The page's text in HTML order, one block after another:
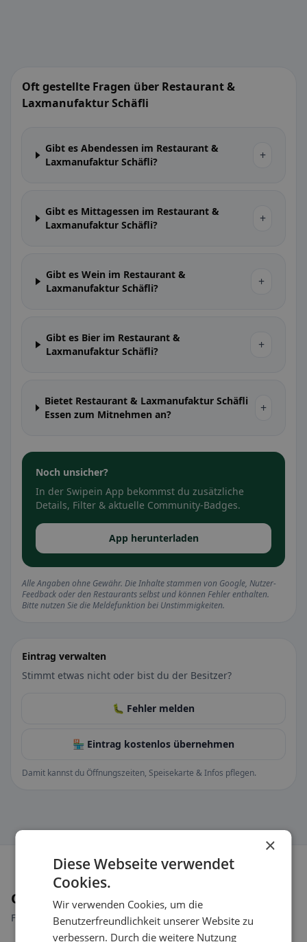
Oft gestellte Fragen über Restaurant &
Laxmanufaktur Schäfli
Gibt es Abendessen im Restaurant &
Laxmanufaktur Schäfli?
+
Gibt es Mittagessen im Restaurant &
Laxmanufaktur Schäfli?
+
Gibt es Wein im Restaurant &
Laxmanufaktur Schäfli?
+
Gibt es Bier im Restaurant &
Laxmanufaktur Schäfli?
+
Bietet Restaurant & Laxmanufaktur Schäfli
Essen zum Mitnehmen an?
+
Noch unsicher?
In der Swipein App bekommst du zusätzliche
Details, Filter & aktuelle Community-Badges.
App herunterladen
Alle Angaben ohne Gewähr. Die Inhalte stammen von Google, Nutzer-
Feedback oder den Restaurants selbst und können Fehler enthalten.
Bitte nutzen Sie die Meldefunktion bei Unstimmigkeiten.
Eintrag verwalten
Stimmt etwas nicht oder bist du der Besitzer?
🐛 Fehler melden
🏪 Eintrag kostenlos übernehmen
Damit kannst du Öffnungszeiten, Speisekarte & Infos pflegen.
Orte in der Nähe
Finde den passenden Ort für deine Restaurantsuche.
×
Diese Webseite verwendet
Cookies.
Wir verwenden Cookies, um die
Benutzerfreundlichkeit unserer Website zu
verbessern. Durch die weitere Nutzung